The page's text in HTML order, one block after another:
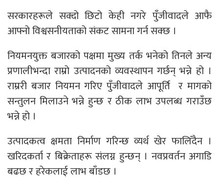
सरकारहरूले सक्दो छिटो केही नगरे पुँजीवादले आफै
आफ्नो विश्वसनीयताको संकट सामना गर्न सक्छ ।
नियमनयुक्त बजारको पक्षमा मुख्य तर्क भनेको तिनले अन्य
प्रणालीभन्दा राम्रो उत्पादनको व्यवस्थापन गर्छन् भन्ने हो ।
राम्ररी बजार नियमन गरिए पुँजीवादले आपूर्ति र मागको
सन्तुलन मिलाउने भन्ने हुन्छ र ठीक लाभ उपलब्ध गराउँछ
भन्ने हो ।
उत्पादकत्व क्षमता निर्माण गरिन्छ व्यर्थ खेर ‌फालिँदैन ।
खरिदकर्ता र बिक्रेताहरू संलग्न हुन्छन् । नवप्रवर्तन अगाडि
बढछ र हरेकलाई लाभ बाँडछ ।